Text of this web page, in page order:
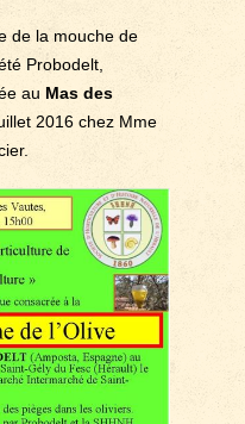
de la mouche de
Probodelt,
au Mas des
2016 chez Mme